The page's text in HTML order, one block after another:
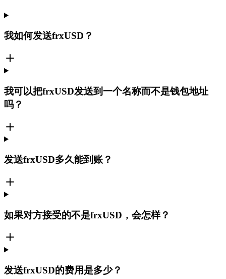
我如何发送frxUSD？
我可以把frxUSD发送到一个名称而不是钱包地址
吗？
发送frxUSD多久能到账？
如果对方接受的不是frxUSD，会怎样？
发送frxUSD的费用是多少？